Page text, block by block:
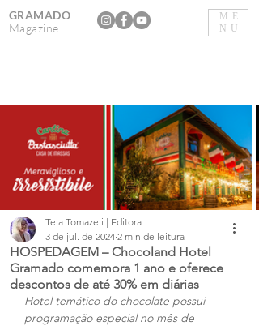
ME
NU
GRAMADO
Magazine
HOSPEDAGEM – Chocoland Hotel
Gramado comemora 1 ano e oferece
descontos de até 30% em diárias
Tela Tomazeli | Editora
3 de jul. de 2024 2 min de leitura
Hotel temático do chocolate possui
programação especial no mês de